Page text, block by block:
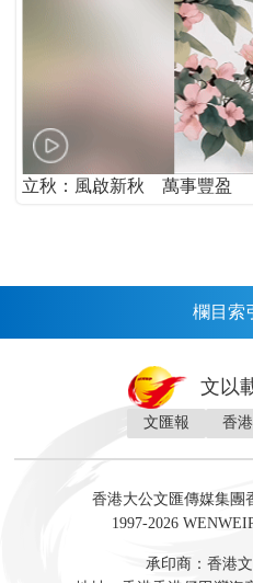
立秋：風啟新秋 萬事豐盈
欄目索引
灣區人
財經 地產 投資
訪談 直播
文以
文匯報 香
香港大公文匯傳媒集團
1997-2026
承印商：香港